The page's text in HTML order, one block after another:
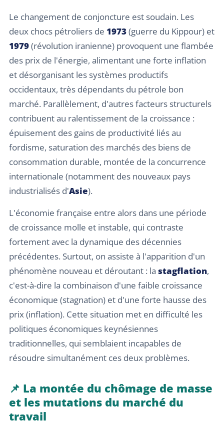
Le changement de conjoncture est soudain. Les
deux chocs pétroliers de 1973(guerre du Kippour) et
1979(révolution iranienne) provoquent une flambée
des prix de l'énergie, alimentant une forte inflation
et désorganisant les systèmes productifs
occidentaux, très dépendants du pétrole bon
marché. Parallèlement, d'autres facteurs structurels
contribuent au ralentissement de la croissance :
épuisement des gains de productivité liés au
fordisme, saturation des marchés des biens de
consommation durable, montée de la concurrence
internationale (notamment des nouveaux pays
industrialisés d'Asie).
L'économie française entre alors dans une période
de croissance molle et instable, qui contraste
fortement avec la dynamique des décennies
précédentes. Surtout, on assiste à l'apparition d'un
phénomène nouveau et déroutant : la stagflation,
c'est-à-dire la combinaison d'une faible croissance
économique (stagnation) et d'une forte hausse des
prix (inflation). Cette situation met en difficulté les
politiques économiques keynésiennes
traditionnelles, qui semblaient incapables de
résoudre simultanément ces deux problèmes.
📌 La montée du chômage de masse
et les mutations du marché du
travail